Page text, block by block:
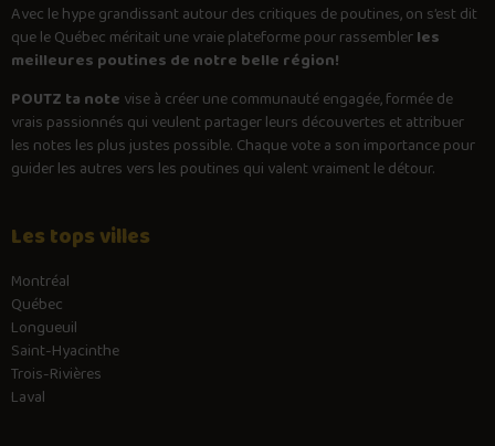
Avec lehypegrandissant autour des critiques de poutines, on s’est dit
que le Québec méritait une vraie plateforme pour rassemblerles
meilleures poutines de notre belle région!
POUTZ ta note vise à créer une communauté engagée, formée de
vrais passionnés qui veulent partager leurs découvertes et attribuer
les notes les plus justes possible. Chaque vote a son importance pour
guider les autres vers les poutines qui valent vraiment le détour.
Les tops villes
Montréal
Québec
Longueuil
Saint-Hyacinthe
Trois-Rivières
Laval